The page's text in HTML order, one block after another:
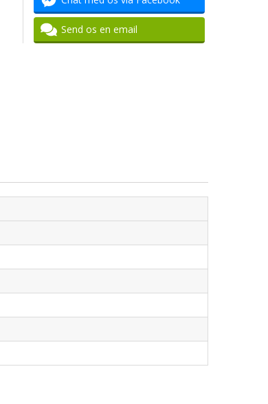
Send os en email